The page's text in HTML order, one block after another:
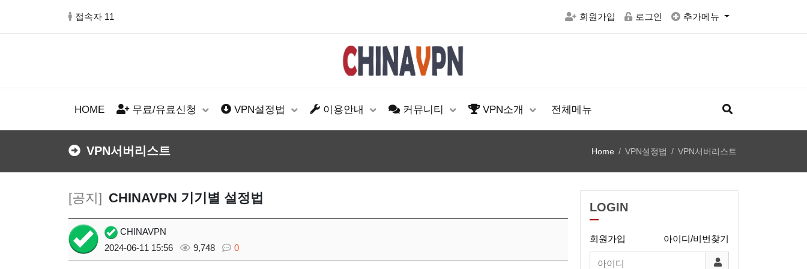
접속자 11 회원가입 로그인 추가메뉴
HOME 무료/유료신청 VPN설정법 이용안내 커뮤니티 VPN소개 전체메뉴
VPN서버리스트 Home VPN설정법 VPN서버리스트
[공지] CHINAVPN 기기별 설정법
CHINAVPN
2024-06-11 15:56
9,748 0
LOGIN
회원가입 아이디/비번찾기